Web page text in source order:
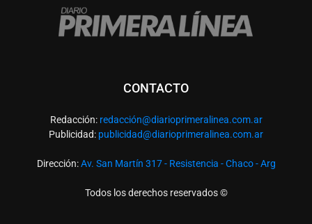
CONTACTO
Redacción: redacción@diarioprimeralinea.com.ar
Publicidad: publicidad@diarioprimeralinea.com.ar
Dirección:Av. San Martín 317 - Resistencia - Chaco - Arg
Todos los derechos reservados ©